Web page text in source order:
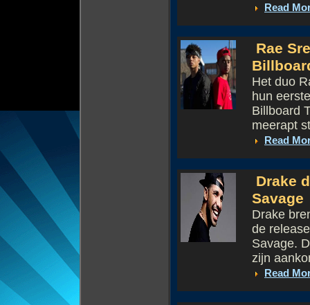
Read
Rae
Het duo
hun
Billboard
meerapt
Read
Drake
Savage
Drake
de
Savage.
zijn
Read